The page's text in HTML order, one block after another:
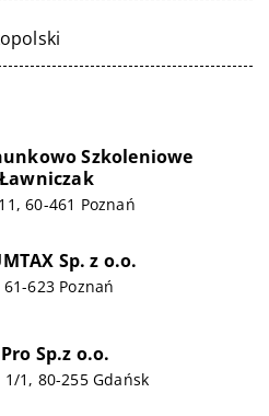
Szkoleniowe
60-461 Poznań
Sp. z o.o.
623 Poznań
Sp.z o.o.
1, 80-255 Gdańsk